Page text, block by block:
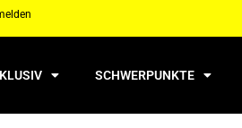
SCHWERPUNKTE